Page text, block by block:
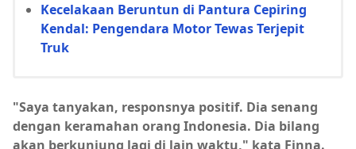
Kecelakaan Beruntun di Pantura Cepiring
Kendal: Pengendara Motor Tewas Terjepit
Truk
"Saya tanyakan, responsnya positif. Dia senang
dengan keramahan orang Indonesia. Dia bilang
akan berkunjung lagi di lain waktu," kata Finna.